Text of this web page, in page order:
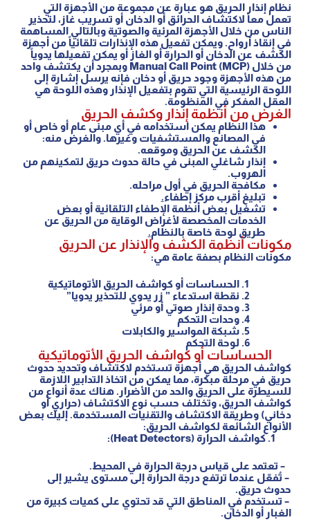
نظام إنذار الحريق هو عبارة عن مجموعة من الأجهزة التي
تعمل معاً لاكتشاف الحرائق أو الدخان أو تسريب غاز، لتحذير
الناس من خلال الأجهزة المرئية والصوتية وبالتالي المساهمة
في إنقاذ أرواح. ويمكن تفعيل هذه الإنذارات تلقائياً من أجهزة
الكشف عن الدخان أو الحرارة أو الغاز أو يمكن تفعيلها يدوياً
من خلال Manual Call Point (MCP) وبمجرد أن يكتشف واحد
من هذه الأجهزة وجود حريق أو دخان فإنه يرسل إشارة إلى
اللوحة الرئيسية التي تقوم بتفعيل الإنذار وهذه اللوحة هي
العقل المفكر في المنظومة.
الغرض من أنظمة إنذار وكشف الحريق
هذا النظام يمكن استخدامه في أي مبنى عام أو خاص أو
في المصانع والمستشفيات وغيرها. والغرض منه:
الكشف عن الحريق وموقعه.
إنذار شاغلي المبنى في حالة حدوث حريق لتمكينهم من
الهروب.
مكافحة الحريق في أول مراحله.
تبليغ أقرب مركز إطفاء.
تشغيل بعض أنظمة الإطفاء التلقائية أو بعض
الخدمات المخصصة لأغراض الوقاية من الحريق عن
طريق لوحة خاصة بالنظام.
مكونات أنظمة الكشف والإنذار عن الحريق
مكونات النظام بصفة عامة هي:
الحساسات أو كواشف الحريق الأتوماتيكية
نقطة استدعاء ” زر يدوي للتحذير يدويا”
وحدة إنذار صوتي أو مرئي
وحدات التحكم
شبكة المواسير والكابلات
لوحة التحكم
الحساسات أو كواشف الحريق الأتوماتيكية
كواشف الحريق هي أجهزة تستخدم لاكتشاف وتحديد حدوث
حريق في مرحلة مبكرة، مما يمكن من اتخاذ التدابير اللازمة
للسيطرة على الحريق والحد من الأضرار. هناك عدة أنواع من
كواشف الحريق، وتختلف حسب نوع الاكتشاف (حراري أو
دخاني) وطريقة الاكتشاف والتقنيات المستخدمة. إليك بعض
الأنواع الشائعة لكواشف الحريق:
كواشف الحرارة (Heat Detectors
):
– تعتمد على قياس درجة الحرارة في المحيط.
– تُفعّل عندما ترتفع درجة الحرارة إلى مستوى يشير إلى
حدوث حريق.
– تستخدم في المناطق التي قد تحتوي على كميات كبيرة من
الغبار أو الدخان.